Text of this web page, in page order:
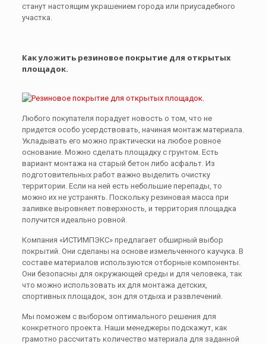
станут настоящим украшением города или приусадебного
участка.
Как уложить резиновое покрытие для открытых
площадок.
Любого покупателя порадует новость о том, что не
придется особо усердствовать, начиная монтаж материала.
Укладывать его можно практически на любое ровное
основание. Можно сделать площадку с грунтом. Есть
вариант монтажа на старый бетон либо асфальт. Из
подготовительных работ важно выделить очистку
территории. Если на ней есть небольшие перепады, то
можно их не устранять. Поскольку резиновая масса при
заливке выровняет поверхность, и территория площадка
получится идеально ровной.
Компания «ИСТИМПЭКС» предлагает обширный выбор
покрытий. Они сделаны на основе измельченного каучука. В
составе материалов используются отборные компоненты.
Они безопасны для окружающей среды и для человека, так
что можно использовать их для монтажа детских,
спортивных площадок, зон для отдыха и развлечений.
Мы поможем с выбором оптимального решения для
конкретного проекта. Наши менеджеры подскажут, как
грамотно рассчитать количество материала для заданной